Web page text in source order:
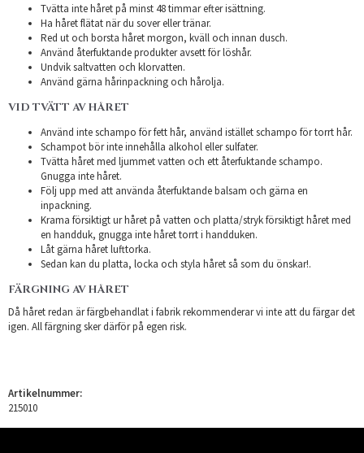
Tvätta inte håret på minst 48 timmar efter isättning.
Ha håret flätat när du sover eller tränar.
Red ut och borsta håret morgon, kväll och innan dusch.
Använd återfuktande produkter avsett för löshår.
Undvik saltvatten och klorvatten.
Använd gärna hårinpackning och hårolja.
VID TVÄTT AV HÅRET
Använd inte schampo för fett hår, använd istället schampo för torrt hår.
Schampot bör inte innehålla alkohol eller sulfater.
Tvätta håret med ljummet vatten och ett återfuktande schampo.
Gnugga inte håret.
Följ upp med att använda återfuktande balsam och gärna en
inpackning.
Krama försiktigt ur håret på vatten och platta/stryk försiktigt håret med
en handduk, gnugga inte håret torrt i handduken.
Låt gärna håret lufttorka.
Sedan kan du platta, locka och styla håret så som du önskar!.
FÄRGNING AV HÅRET
Då håret redan är färgbehandlat i fabrik rekommenderar vi inte att du färgar det
igen. All färgning sker därför på egen risk.
Artikelnummer:
215010